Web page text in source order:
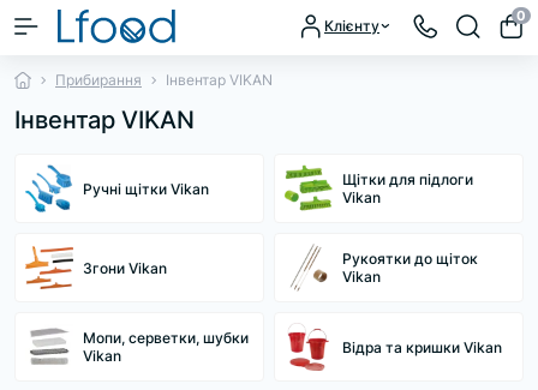
Клієнту
0
Прибирання Інвентар VIKAN
Інвентар VIKAN
Ручні щітки Vikan
Щітки для підлоги
Vikan
Згони Vikan
Рукоятки до щіток
Vikan
Мопи, серветки, шубки
Vikan
Відра та кришки Vikan